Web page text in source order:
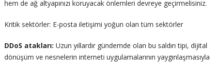
hem de ağ altyapınızı koruyacak önlemleri devreye geçirmelisiniz.
Kritik sektörler: E-posta iletişimi yoğun olan tüm sektörler
DDoS atakları: Uzun yıllardır gündemde olan bu saldırı tipi, dijital
dönüşüm ve nesnelerin interneti uygulamalarının yaygınlaşmasıyla